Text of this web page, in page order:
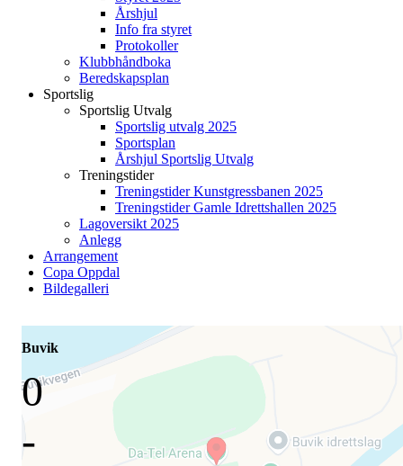
Årshjul
Info fra styret
Protokoller
Klubbhåndboka
Beredskapsplan
Sportslig
Sportslig Utvalg
Sportslig utvalg 2025
Sportsplan
Årshjul Sportslig Utvalg
Treningstider
Treningstider Kunstgressbanen 2025
Treningstider Gamle Idrettshallen 2025
Lagoversikt 2025
Anlegg
Arrangement
Copa Oppdal
Bildegalleri
Buvik
0
-